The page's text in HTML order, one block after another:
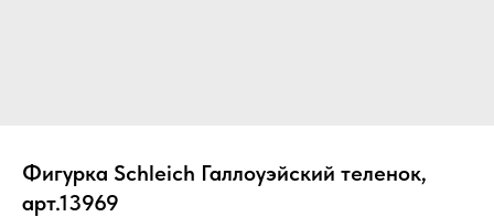
Фигурка Schleich Галлоуэйский теленок,
арт.13969